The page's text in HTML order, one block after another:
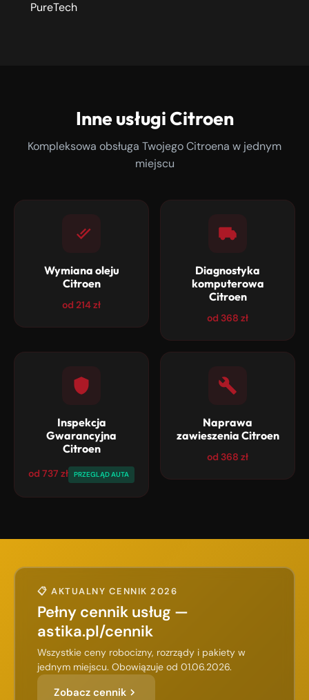
PureTech
Inne usługi Citroen
Kompleksowa obsługa Twojego Citroena w jednym
miejscu
Wymiana oleju
Citroen
od 214 zł
Diagnostyka
komputerowa
Citroen
od 368 zł
Inspekcja
Gwarancyjna
Citroen
od 737 zł PRZEGLĄD AUTA
Naprawa
zawieszenia Citroen
od 368 zł
📋 AKTUALNY CENNIK 2026
Pełny cennik usług —
astika.pl/cennik
Wszystkie ceny robocizny, rozrządy i pakiety w
jednym miejscu. Obowiązuje od 01.06.2026.
Zobacz cennik